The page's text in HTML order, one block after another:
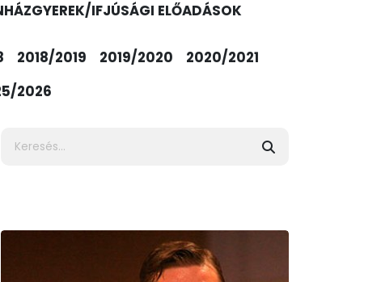
GYEREK/IFJÚSÁGI ELŐADÁSOK
2018/2019 2019/2020
2020/2021
2026